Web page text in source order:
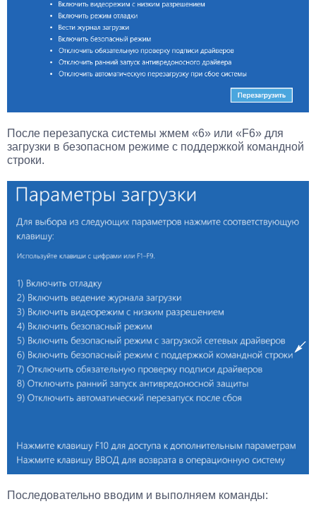
После перезапуска системы жмем «6» или «F6» для
загрузки в безопасном режиме с поддержкой командной
строки.
Последовательно вводим и выполняем команды: